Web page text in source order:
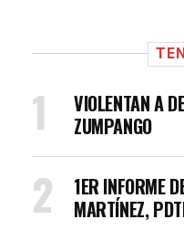
VIOLENTAN A
ZUMPANGO
1ER INFORME
MARTÍNEZ,